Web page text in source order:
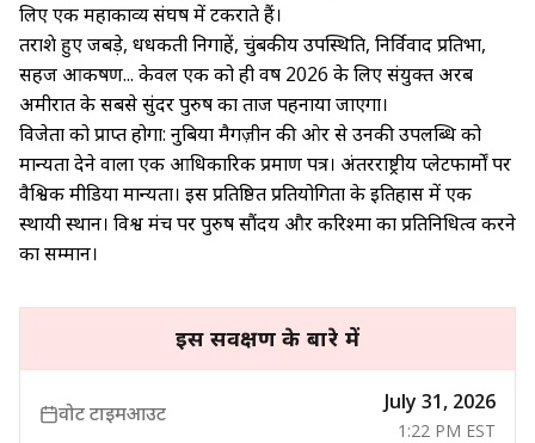
लिए एक महाकाव्य संघर्ष में टकराते हैं।
तराशे हुए जबड़े, धधकती निगाहें, चुंबकीय उपस्थिति, निर्विवाद प्रतिभा,
सहज आकर्षण... केवल एक को ही वर्ष 2026 के लिए संयुक्त अरब
अमीरात के सबसे सुंदर पुरुष का ताज पहनाया जाएगा।
विजेता को प्राप्त होगा: नुबिया मैगज़ीन की ओर से उनकी उपलब्धि को
मान्यता देने वाला एक आधिकारिक प्रमाण पत्र। अंतरराष्ट्रीय प्लेटफार्मों पर
वैश्विक मीडिया मान्यता। इस प्रतिष्ठित प्रतियोगिता के इतिहास में एक
स्थायी स्थान। विश्व मंच पर पुरुष सौंदर्य और करिश्मा का प्रतिनिधित्व करने
का सम्मान।
इस सर्वेक्षण के बारे में
वोट टाइमआउट July 31, 2026
1:22 PM EST